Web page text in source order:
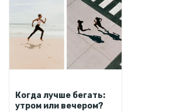
Когда лучше бегать:
утром или вечером?